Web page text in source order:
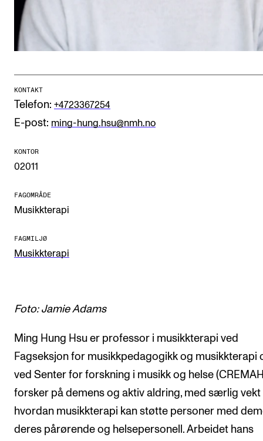
CREMAH
NordART
Prosjekter
INTERNASJONALT
Internasjonal strategi
Nettverk
AKTUELT
INFO
Kontakt oss
Finn ansatte
KONTAKT
Telefon: +4723367254
E-post: ming-hung.hsu@nmh.no
KONTOR
02011
FAGOMRÅDE
Musikkterapi
FAGMILJØ
Musikkterapi
Foto: Jamie Adams
Ming Hung Hsu er professor i musikkterapi ved
Fagseksjon for musikkpedagogikk og musikkterapi
ved Senter for forskning i musikk og helse
forsker på demens og aktiv aldring, med særlig vekt
hvordan musikkterapi kan støtte personer med
deres pårørende og helsepersonell. Arbeidet hans